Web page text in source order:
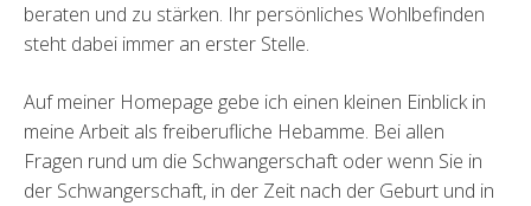
beraten und zu stärken. Ihr persönliches Wohlbefinden
steht dabei immer an erster Stelle.
Auf meiner Homepage gebe ich einen kleinen Einblick in
meine Arbeit als freiberufliche Hebamme. Bei allen
Fragen rund um die Schwangerschaft oder wenn Sie in
der Schwangerschaft, in der Zeit nach der Geburt und in